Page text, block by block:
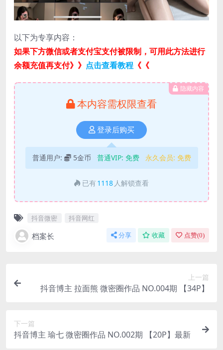
以下为专享内容：
如果下方微信或者支付宝支付被限制，可用此方法进行
余额充值再支付》》 点击查看教程 《《
隐藏内容
本内容需权限查看
登录后购买
普通用户: 5金币 普通VIP: 免费 永久会员: 免费
已有 1118 人解锁查看
抖音微密 抖音网红
档案长 分享 收藏 点赞(0)
上一篇
抖音博主 拉面熊 微密圈作品 NO.004期 【34P】
下一篇
抖音博主 瑜七 微密圈作品 NO.002期 【20P】最新